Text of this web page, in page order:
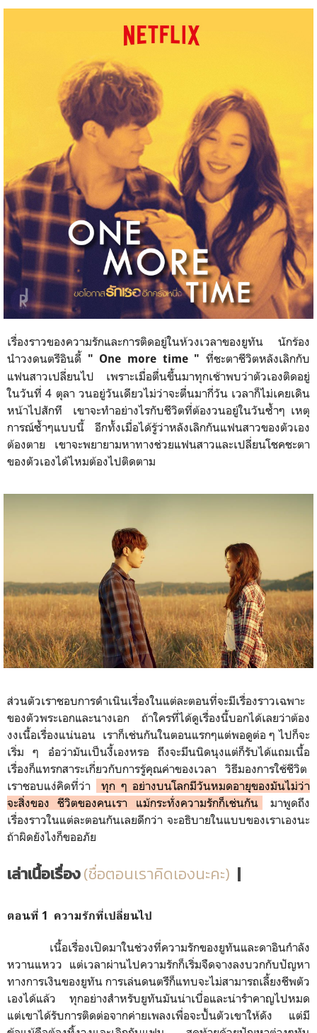
เรื่องราวของความรักและการติดอยู่ในห้วงเวลาของยูทัน นักร้อง
นำวงดนตรีอินดี้ " One more time " ที่ชะตาชีวิตหลังเลิกกับ
แฟนสาวเปลี่ยนไป เพราะเมื่อตื่นขึ้นมาทุกเช้าพบว่าตัวเองติดอยู่
ในวันที่ 4 ตุลา วนอยู่วันเดียวไม่ว่าจะตื่นมากี่วัน เวลาก็ไม่เคยเดิน
หน้าไปสักที เขาจะทำอย่างไรกับชีวิตที่ต้องวนอยู่ในวันซ้ำๆ เหตุ
การณ์ซ้ำๆแบบนี้ อีกทั้งเมื่อได้รู้ว่าหลังเลิกกันแฟนสาวของตัวเอง
ต้องตาย เขาจะพยายามหาทางช่วยแฟนสาวและเปลี่ยนโชคชะตา
ของตัวเองได้ไหมต้องไปติดตาม
ส่วนตัวเราชอบการดำเนินเรื่องในแต่ละตอนที่จะมีเรื่องราวเฉพาะ
ของตัวพระเอกและนางเอก ถ้าใครที่ได้ดูเรื่องนี้บอกได้เลยว่าต้อง
งงเนื้อเรื่องแน่นอน เราก็เช่นกันในตอนแรกๆแต่พอดูต่อ ๆ ไปก็จะ
เริ่ม ๆ อ๋อว่ามันเป็นงี้เองหรอ ถึงจะมึนนิดนุงแต่ก็รับได้แถมเนื้อ
เรื่องก็แทรกสาระเกี่ยวกับการรู้คุณค่าของเวลา วิธีมองการใช้ชีวิต
เราชอบแง่คิดที่ว่า
ทุก ๆ อย่างบนโลกมีวันหมดอายุของมันไม่ว่า
จะสิ่งของ ชีวิตของคนเรา แม้กระทั่งความรักก็เช่นกัน
มาพูดถึง
เรื่องราวในแต่ละตอนกันเลยดีกว่า จะอธิบายในแบบของเราเองนะ
ถ้าผิดยังไงก็ขออภัย
เล่าเนื้อเรื่อง(ชื่อตอนเราคิดเองนะคะ) |
ตอนที่ 1 ความรักที่เปลี่ยนไป
เนื้อเรื่องเปิดมาในช่วงที่ความรักของยูทันและดาอินกำลัง
หวานแหวว แต่เวลาผ่านไปความรักก็เริ่มจืดจางลงบวกกับปัญหา
ทางการเงินของยูทัน การเล่นดนตรีก็แทบจะไม่สามารถเลี้ยงชีพตัว
เองได้แล้ว ทุกอย่างสำหรับยูทันมันน่าเบื่อและน่ารำคาญไปหมด
แต่เขาได้รับการติดต่อจากค่ายเพลงเพื่อจะปั้นตัวเขาให้ดัง แต่มี